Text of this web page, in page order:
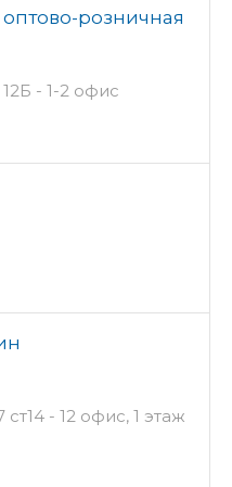
розничная
- 1-2 офис
- 12 офис, 1 этаж